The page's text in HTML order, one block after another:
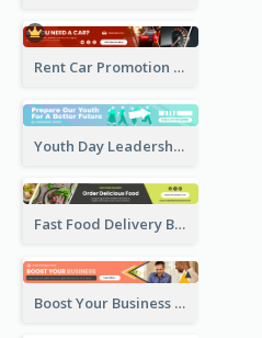
Rent Car Promotion Banner Ad
Youth Day Leadership Webinar Banner Ad
Fast Food Delivery Banner Ad
Boost Your Business Banner Ad